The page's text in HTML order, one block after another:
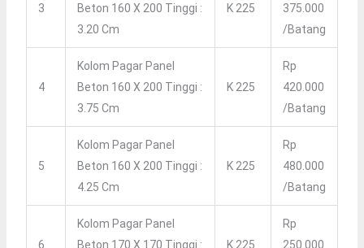
3
Beton 160 X 200 Tinggi :
3.20 Cm
K 225
375.000
/batang
4
Kolom Pagar Panel
Beton 160 X 200 Tinggi :
3.75 Cm
K 225
Rp
420.000
/batang
5
Kolom Pagar Panel
Beton 160 X 200 Tinggi :
4.25 Cm
K 225
Rp
480.000
/batang
6
Kolom Pagar Panel
Beton 170 X 170 Tinggi :
K 225
Rp
250.000